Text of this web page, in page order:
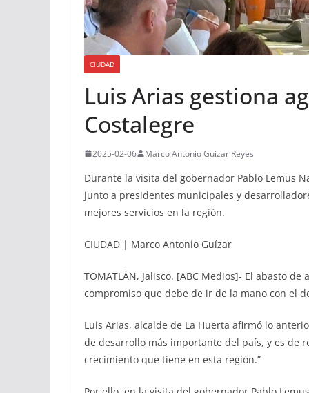
CIUDAD
Luis Arias gestiona
Costalegre
2025-02-06 Marco Antonio Guizar Reyes
Durante la visita del gobernador Pablo Lemus
junto a presidentes municipales y
mejores servicios en la región.
CIUDAD | Marco Antonio Guízar
TOMATLÁN, Jalisco. [ABC Medios]- El abasto
compromiso que debe de ir de la mano con el
Luis Arias, alcalde de La Huerta afirmó lo
de desarrollo más importante del país, y es de
crecimiento que tiene en esta región.”